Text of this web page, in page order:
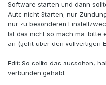
Software starten und dann
Auto nicht Starten, nur
nur zu besonderen
Ist das nicht so mach mal bitte
an (geht über den vollvertigen
Edit: So sollte das aussehen,
verbunden gehabt.